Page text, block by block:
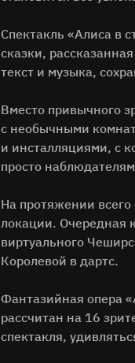
Спектакль «Алиса в
сказки,
текст и музыка,
Вместо привычного
с необычными
и инсталляциями, с
просто
На протяжении
локации. Очередная
виртуального
Королевой в дартс.
Фантазийная опера
рассчитан на 16
спектакля,